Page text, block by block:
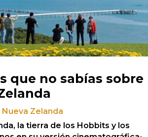
que no sabías sobre
Nueva Zelanda
la tierra de los Hobbits y los